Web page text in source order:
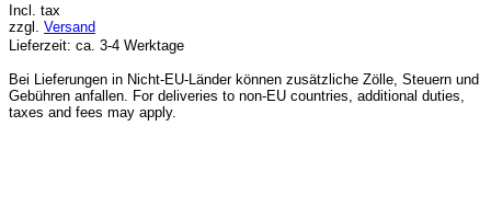
Incl. tax
zzgl. Versand
Lieferzeit: ca. 3-4 Werktage
Bei Lieferungen in Nicht-EU-Länder können zusätzliche Zölle, Steuern und
Gebühren anfallen. For deliveries to non-EU countries, additional duties,
taxes and fees may apply.